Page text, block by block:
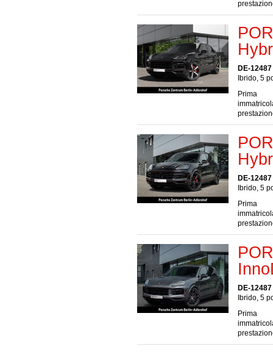
DE-
Ibrido, 5
Prima
DE-
Ibrido, 5
Prima
DE-
Ibrido, 5
Prima